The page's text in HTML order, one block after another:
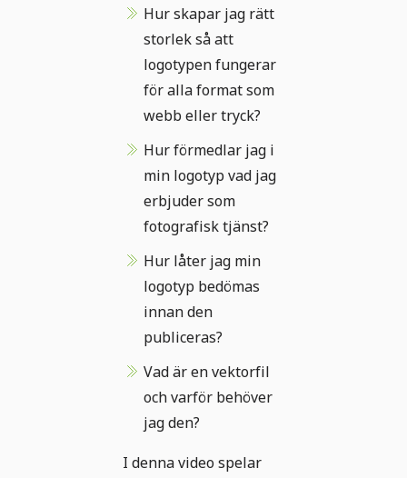
Hur skapar jag rätt
storlek så att
logotypen fungerar
för alla format som
webb eller tryck?
Hur förmedlar jag i
min logotyp vad jag
erbjuder som
fotografisk tjänst?
Hur låter jag min
logotyp bedömas
innan den
publiceras?
Vad är en vektorfil
och varför behöver
jag den?
I denna video spelar